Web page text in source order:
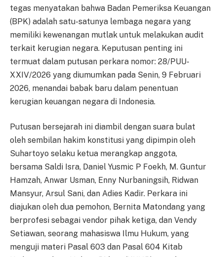
tegas menyatakan bahwa Badan Pemeriksa Keuangan
(BPK) adalah satu-satunya lembaga negara yang
memiliki kewenangan mutlak untuk melakukan audit
terkait kerugian negara. Keputusan penting ini
termuat dalam putusan perkara nomor: 28/PUU-
XXIV/2026 yang diumumkan pada Senin, 9 Februari
2026, menandai babak baru dalam penentuan
kerugian keuangan negara di Indonesia.
Putusan bersejarah ini diambil dengan suara bulat
oleh sembilan hakim konstitusi yang dipimpin oleh
Suhartoyo selaku ketua merangkap anggota,
bersama Saldi Isra, Daniel Yusmic P Foekh, M. Guntur
Hamzah, Anwar Usman, Enny Nurbaningsih, Ridwan
Mansyur, Arsul Sani, dan Adies Kadir. Perkara ini
diajukan oleh dua pemohon, Bernita Matondang yang
berprofesi sebagai vendor pihak ketiga, dan Vendy
Setiawan, seorang mahasiswa Ilmu Hukum, yang
menguji materi Pasal 603 dan Pasal 604 Kitab